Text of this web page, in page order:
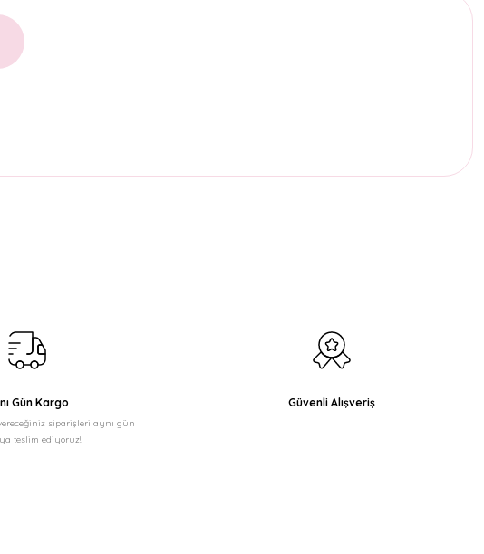
Gün Kargo
siparişleri aynı gün
teslim ediyoruz!
Güvenli Alışveriş